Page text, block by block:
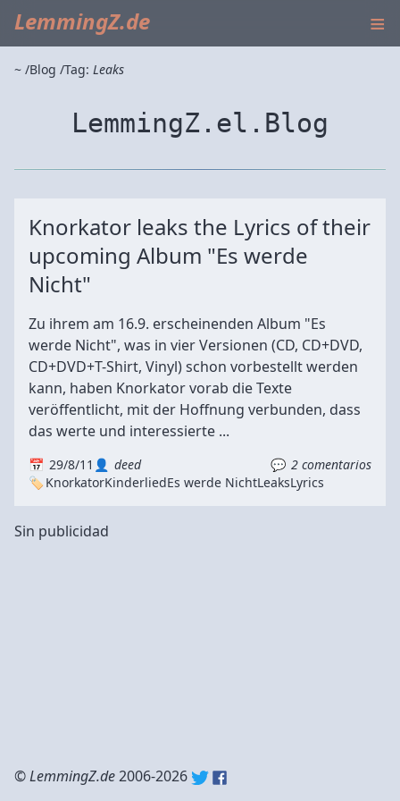
LemmingZ.de ≡
~ Blog Tag: Leaks
LemmingZ.el.Blog
Knorkator leaks the Lyrics of their
upcoming Album "Es werde
Nicht"
Zu ihrem am 16.9. erscheinenden Album "Es
werde Nicht", was in vier Versionen (CD, CD+DVD,
CD+DVD+T-Shirt, Vinyl) schon vorbestellt werden
kann, haben Knorkator vorab die Texte
veröffentlicht, mit der Hoffnung verbunden, dass
das werte und interessierte ...
29/8/11 deed
2 comentarios
KnorkatorKinderliedEs werde NichtLeaksLyrics
Sin publicidad
©LemmingZ.de2006-2026